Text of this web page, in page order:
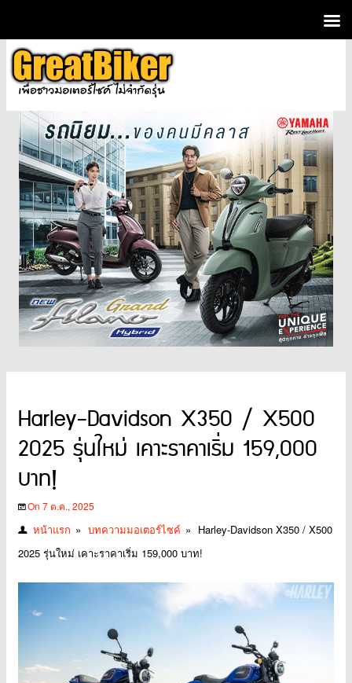
Harley-Davidson X350 / X500
2025 รุ่นใหม่ เคาะราคาเริ่ม 159,000
บาท!
On 7 ต.ค., 2025
หน้าแรก » บทความมอเตอร์ไซค์ » Harley-Davidson X350 / X500
2025 รุ่นใหม่ เคาะราคาเริ่ม 159,000 บาท!